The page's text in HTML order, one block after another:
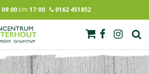
09:00t/m 17:00 0162 451852